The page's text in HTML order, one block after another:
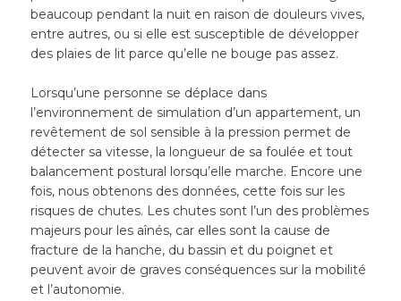
beaucoup pendant la nuit en raison de douleurs vives,
entre autres, ou si elle est susceptible de développer
des plaies de lit parce qu’elle ne bouge pas assez.
Lorsqu’une personne se déplace dans
l’environnement de simulation d’un appartement, un
revêtement de sol sensible à la pression permet de
détecter sa vitesse, la longueur de sa foulée et tout
balancement postural lorsqu’elle marche. Encore une
fois, nous obtenons des données, cette fois sur les
risques de chutes. Les chutes sont l’un des problèmes
majeurs pour les aînés, car elles sont la cause de
fracture de la hanche, du bassin et du poignet et
peuvent avoir de graves conséquences sur la mobilité
et l’autonomie.